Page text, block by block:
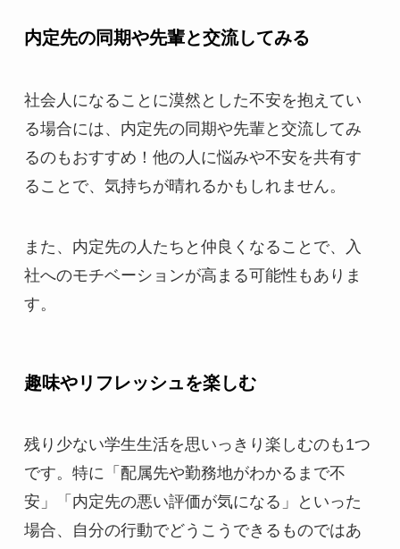
内定先の同期や先輩と交流してみる
社会人になることに漠然とした不安を抱えてい
る場合には、内定先の同期や先輩と交流してみ
るのもおすすめ！他の人に悩みや不安を共有す
ることで、気持ちが晴れるかもしれません。
また、内定先の人たちと仲良くなることで、入
社へのモチベーションが高まる可能性もありま
す。
趣味やリフレッシュを楽しむ
残り少ない学生生活を思いっきり楽しむのも1つ
です。特に「配属先や勤務地がわかるまで不
安」「内定先の悪い評価が気になる」といった
場合、自分の行動でどうこうできるものではあ